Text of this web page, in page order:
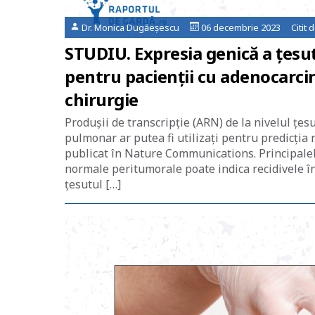
Dr. Monica Dugăeșescu 06 decembrie 2023 Citit
STUDIU. Expresia genică a
pentru pacienții cu
chirurgie
Produșii de transcripție (ARN) de la nivelul
pulmonar ar putea fi utilizați pentru predicția
publicat în Nature Communications.
normale peritumorale poate indica recidivele
țesutul […]